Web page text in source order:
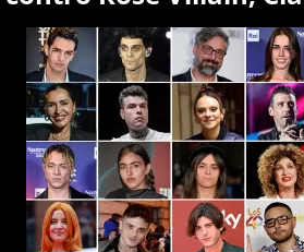
giornalisti ed esperti di sport
rimessa quando intercettano le
verso la rete, sia nella
creano contenuti 100% originali